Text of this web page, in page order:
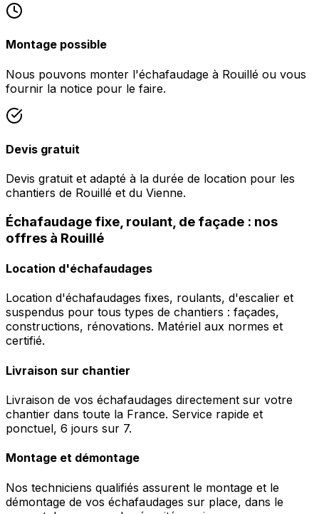
Montage possible
Nous pouvons monter l'échafaudage à Rouillé ou vous
fournir la notice pour le faire.
Devis gratuit
Devis gratuit et adapté à la durée de location pour les
chantiers de Rouillé et du Vienne.
Échafaudage fixe, roulant, de façade : nos
offres à Rouillé
Location d'échafaudages
Location d'échafaudages fixes, roulants, d'escalier et
suspendus pour tous types de chantiers : façades,
constructions, rénovations. Matériel aux normes et
certifié.
Livraison sur chantier
Livraison de vos échafaudages directement sur votre
chantier dans toute la France. Service rapide et
ponctuel, 6 jours sur 7.
Montage et démontage
Nos techniciens qualifiés assurent le montage et le
démontage de vos échafaudages sur place, dans le